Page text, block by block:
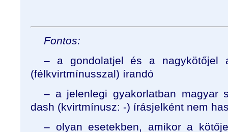
Fontos:
– a gondolatjel és a nagykötőjel
(félkvirtmínusszal) írandó
– a jelenlegi gyakorlatban magyar
dash (kvirtmínusz: -) írásjelként nem
– olyan esetekben, amikor a